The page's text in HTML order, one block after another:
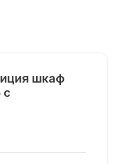
шкаф
с